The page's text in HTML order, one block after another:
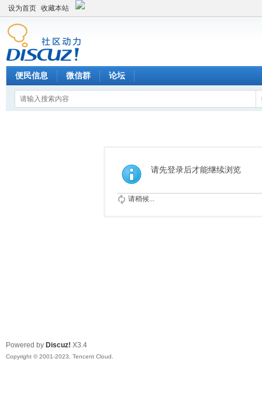
设为首页 收藏本站
便民信息 微信群 论坛
请先登录后才能继续浏览
请稍候...
Powered by Discuz! X3.4
Copyright © 2001-2023, Tencent Cloud.